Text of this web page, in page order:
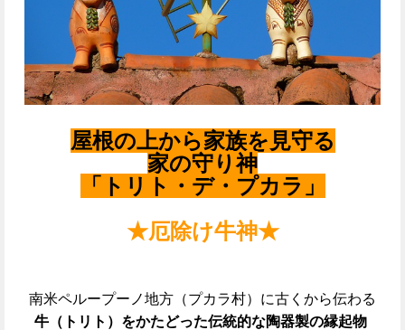
屋根の上から家族を見守る
家の守り神
「トリト・デ・プカラ」
★厄除け牛神★
南米ペループーノ地方（プカラ村）に古くから伝わる
牛（トリト）をかたどった伝統的な陶器製の縁起物